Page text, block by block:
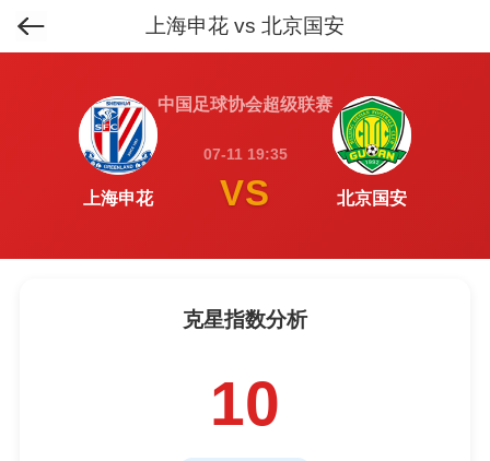
上海申花 vs 北京国安
排行榜 >克星球队榜>
上海申花
中国足球协会超级联赛
07-11 19:35
VS 北京国安
克星指数分析
10